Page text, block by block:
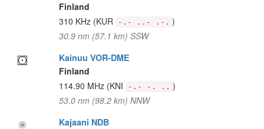
Finland
310 KHz (KUR -.- ..- .-. )
30.9 nm (57.1 km) SSW
Kainuu VOR-DME
Finland
114.90 MHz (KNI -.- -. .. )
53.0 nm (98.2 km) NNW
Kajaani NDB